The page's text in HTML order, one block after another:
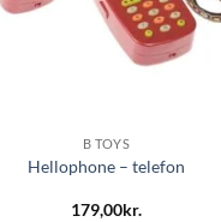
B TOYS
Hellophone – telefon
179,00kr.